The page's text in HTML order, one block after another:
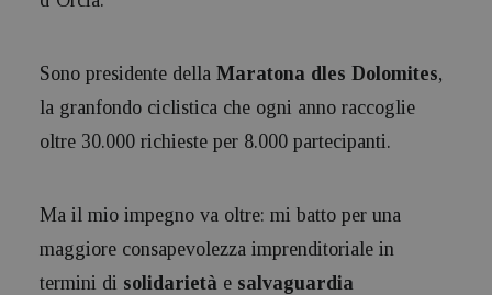
Sono presidente della Maratona dles Dolomites,
la granfondo ciclistica che ogni anno raccoglie
oltre 30.000 richieste per 8.000 partecipanti.
Ma il mio impegno va oltre: mi batto per una
maggiore consapevolezza imprenditoriale in
termini di solidarietà e salvaguardia